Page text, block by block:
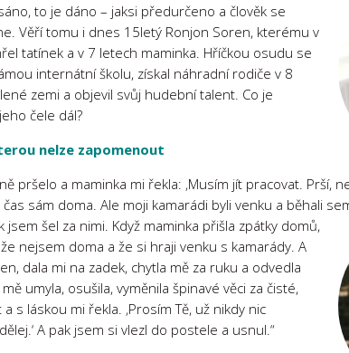
to je dáno – jaksi předurčeno a člověk se
Věří tomu i dnes 15letý Ronjon Soren, kterému v
tatínek a v 7 letech maminka. Hříčkou osudu se
internátní školu, získal náhradní rodiče v 8
zemi a objevil svůj hudební talent. Co je
čele dál?
nelze zapomenout
pršelo a maminka mi řekla: ‚Musím jít pracovat. Prší,
čas sám doma. Ale moji kamarádi byli venku a běhali
jsem šel za nimi. Když maminka přišla zpátky domů,
nejsem doma a že si hraji venku s kamarády. A
dala mi na zadek, chytla mě za ruku a odvedla
umyla, osušila, vyměnila špinavé věci za čisté,
s láskou mi řekla. ‚Prosím Tě, už nikdy nic
A pak jsem si vlezl do postele a usnul.“